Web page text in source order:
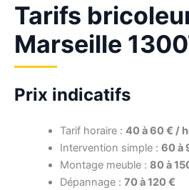
Tarifs
Marseille
Prix indicatifs
Tarif horaire : 40 à 60 € /
Intervention simple : 60 à
Montage meuble : 80 à
Dépannage : 70 à 120 €